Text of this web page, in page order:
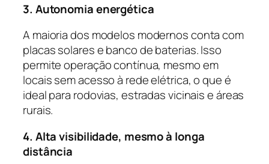
3. Autonomia energética
A maioria dos modelos modernos conta com
placas solares e banco de baterias. Isso
permite operação contínua, mesmo em
locais sem acesso à rede elétrica, o que é
ideal para rodovias, estradas vicinais e áreas
rurais.
4. Alta visibilidade, mesmo à longa
distância